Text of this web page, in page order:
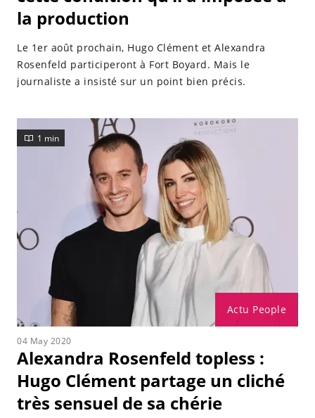
la production
Le 1er août prochain, Hugo Clément et Alexandra
Rosenfeld participeront à Fort Boyard. Mais le
journaliste a insisté sur un point bien précis.
Actu People
1 min
04 May 2020
Alexandra Rosenfeld topless :
Hugo Clément partage un cliché
très sensuel de sa chérie